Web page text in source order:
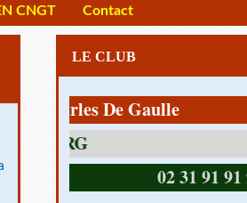
CNGT Contact
LE CLUB
De Gaulle
02 31 91 91 91